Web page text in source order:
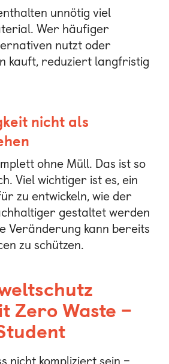
unnötig viel
Wer häufiger
nutzt oder
kauft, reduziert langfristig
nicht als
ohne Müll. Das ist so
Viel wichtiger ist es, ein
zu entwickeln, wie der
gestaltet werden
Veränderung kann bereits
zu schützen.
Zero Waste –
nicht kompliziert sein –